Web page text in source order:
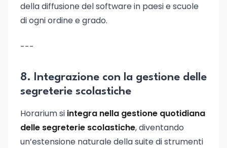
della diffusione del software in paesi e scuole
di ogni ordine e grado.
---
8. Integrazione con la gestione delle
segreterie scolastiche
Horarium si integra nella gestione quotidiana
delle segreterie scolastiche, diventando
un’estensione naturale della suite di strumenti